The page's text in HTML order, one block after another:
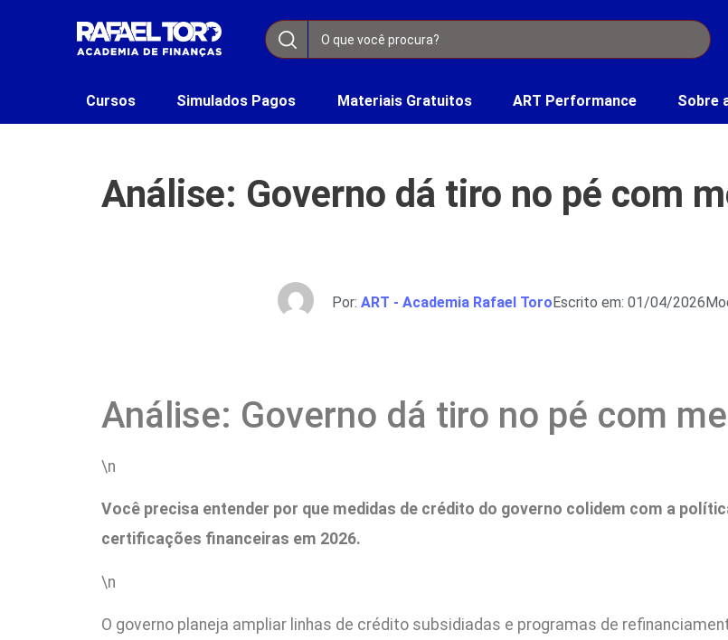
Cursos Simulados Pagos Materiais Gratuitos ART Performance Sobre
Análise: Governo dá tiro no pé com
Por: ART - Academia Rafael ToroEscrito em: 01/04/2026
Análise: Governo dá tiro no pé com
\n
Você precisa entender por que medidas de crédito do governo colidem com a
certificações financeiras em 2026.
\n
O governo planeja ampliar linhas de crédito subsidiadas e programas de